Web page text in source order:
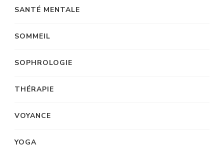
SANTÉ MENTALE
SOMMEIL
SOPHROLOGIE
THÉRAPIE
VOYANCE
YOGA